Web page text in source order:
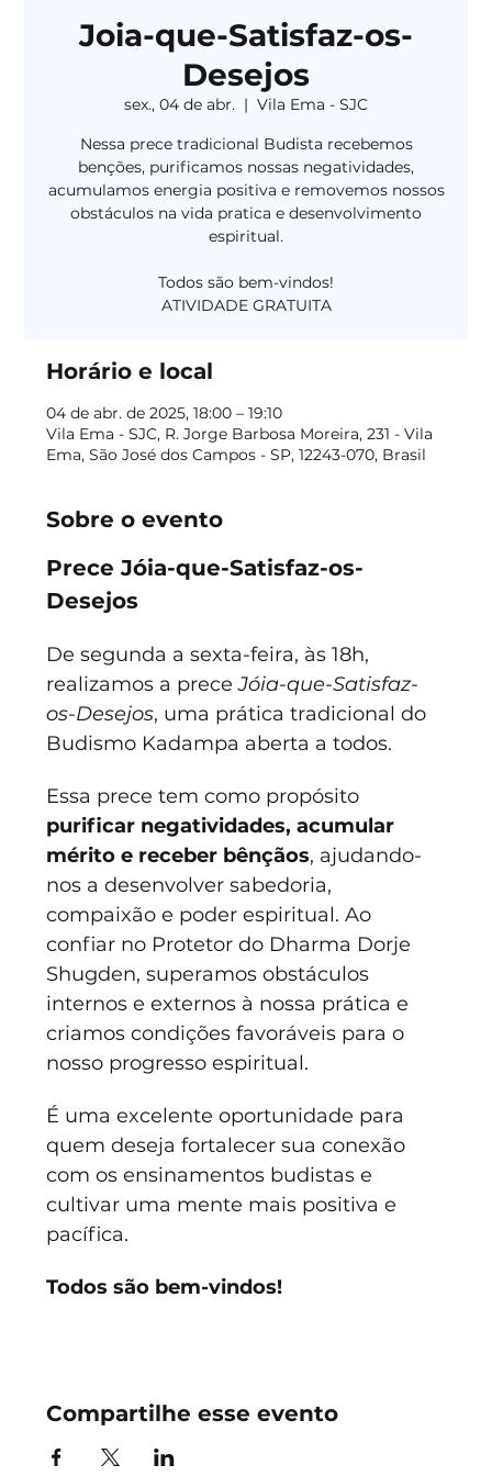
Joia-que-Satisfaz-os-
Desejos
sex., 04 de abr.
  |
Vila Ema - SJC
Nessa prece tradicional Budista recebemos
benções, purificamos nossas negatividades,
acumulamos energia positiva e removemos nossos
obstáculos na vida pratica e desenvolvimento
espiritual.
Todos são bem-vindos!
ATIVIDADE GRATUITA
Horário e local
04 de abr. de 2025, 18:00 – 19:10
Vila Ema - SJC, R. Jorge Barbosa Moreira, 231 - Vila
Ema, São José dos Campos - SP, 12243-070, Brasil
Sobre o evento
Prece Jóia-que-Satisfaz-os-
Desejos
De segunda a sexta-feira, às 18h,
realizamos a prece Jóia-que-Satisfaz-
os-Desejos, uma prática tradicional do
Budismo Kadampa aberta a todos.
Essa prece tem como propósito
purificar negatividades, acumular
mérito e receber bênçãos, ajudando-
nos a desenvolver sabedoria,
compaixão e poder espiritual. Ao
confiar no Protetor do Dharma Dorje
Shugden, superamos obstáculos
internos e externos à nossa prática e
criamos condições favoráveis para o
nosso progresso espiritual.
É uma excelente oportunidade para
quem deseja fortalecer sua conexão
com os ensinamentos budistas e
cultivar uma mente mais positiva e
pacífica.
Todos são bem-vindos!
Compartilhe esse evento